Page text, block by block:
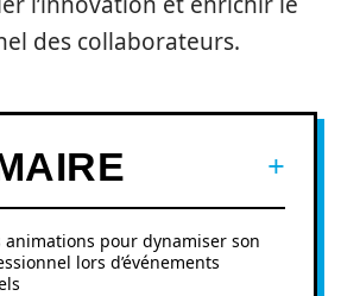
des collaborateurs.
pour dynamiser son
lors d’événements